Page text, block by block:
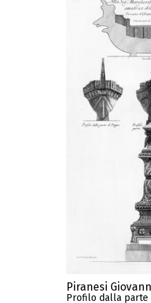
Piranesi
Profilo dalla parte